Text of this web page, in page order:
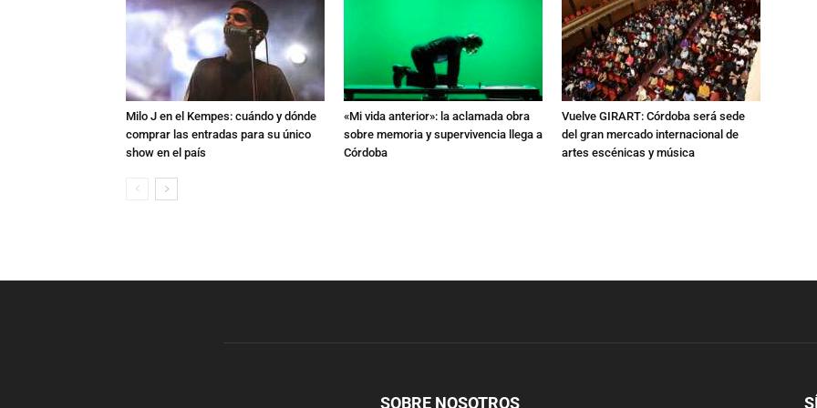
Milo J en el Kempes: cuándo y dónde
comprar las entradas para su único
show en el país
«Mi vida anterior»: la aclamada obra
sobre memoria y supervivencia llega a
Córdoba
Vuelve GIRART: Córdoba será sede
del gran mercado internacional de
artes escénicas y música
SOBRE NOSOTROS